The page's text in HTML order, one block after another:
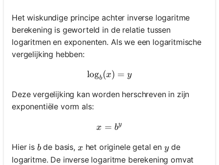
Het wiskundige principe achter inverse logaritme
berekening is geworteld in de relatie tussen
logaritmen en exponenten. Als we een logaritmische
vergelijking hebben:
\log_b(x) = y
logb(x) = y
Deze vergelijking kan worden herschreven in zijn
exponentiële vorm als:
x = b^y
x = by
Hier is b
bde basis, x
x het originele getal en y
yde
logaritme. De inverse logaritme berekening omvat